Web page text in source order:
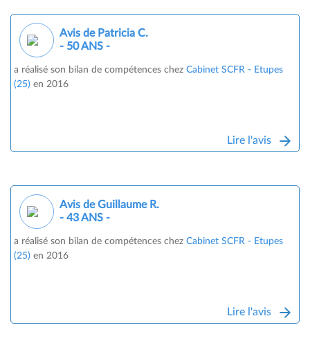
Avis de Patricia C.
- 50 ANS -
a réalisé son bilan de compétences chez Cabinet SCFR - Etupes
(25) en 2016
Lire l'avis
Avis de Guillaume R.
- 43 ANS -
a réalisé son bilan de compétences chez Cabinet SCFR - Etupes
(25) en 2016
Lire l'avis